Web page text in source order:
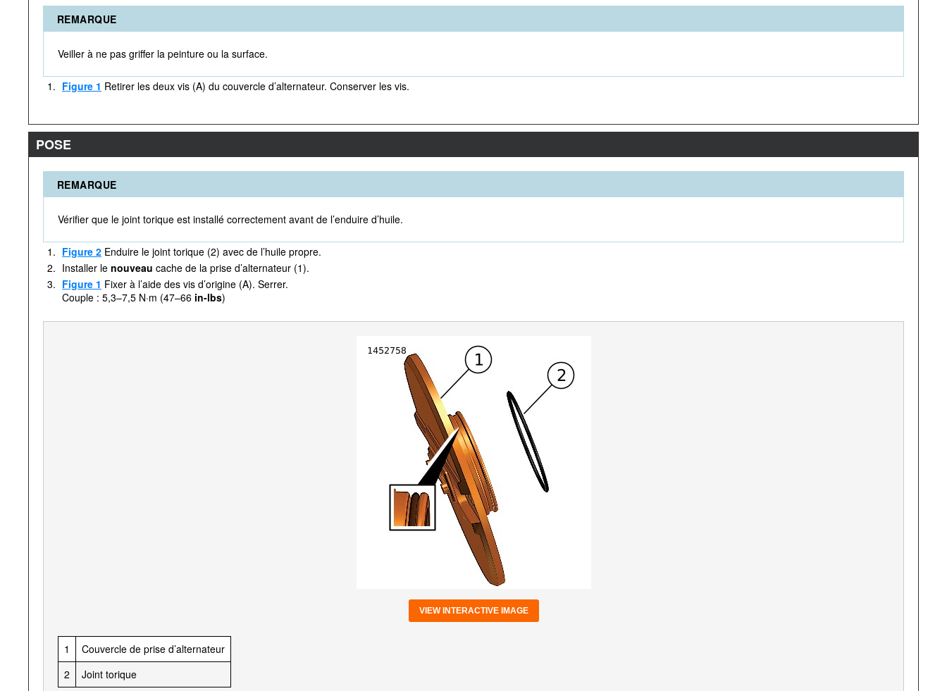
REMARQUE
Veiller à ne pas griffer la peinture ou la surface.
1. Figure 1 Retirer les deux vis (A) du couvercle d’alternateur. Conserver les vis.
POSE
REMARQUE
Vérifier que le joint torique est installé correctement avant de l’enduire d’huile.
1. Figure 2 Enduire le joint torique (2) avec de l’huile propre.
2. Installer le nouveau cache de la prise d’alternateur (1).
3. Figure 1 Fixer à l’aide des vis d’origine (A). Serrer.
Couple : 5,3–7,5 N·m (47–66 in-lbs)
VIEW INTERACTIVE IMAGE
1
Couvercle de prise d’alternateur
2
Joint torique